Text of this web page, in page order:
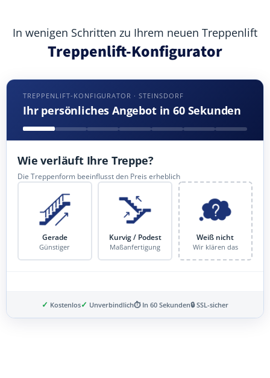
In wenigen Schritten zu Ihrem neuen Treppenlift
Treppenlift-Konfigurator
TREPPENLIFT-KONFIGURATOR · STEINSDORF
Ihr persönliches Angebot in 60 Sekunden
Wie verläuft Ihre Treppe?
Die Treppenform beeinflusst den Preis erheblich
Gerade
Günstiger
Kurvig / Podest
Maßanfertigung
Weiß nicht
Wir klären das
✓ Kostenlos✓ Unverbindlich⏱ In 60 Sekunden🔒 SSL-sicher